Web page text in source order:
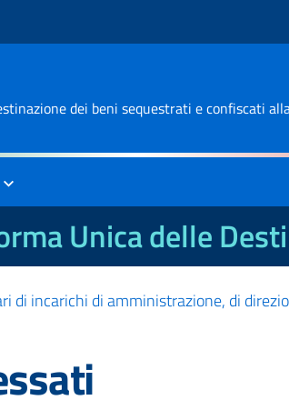
dei beni sequestrati e confiscati
Unica delle
di incarichi di amministrazione, di